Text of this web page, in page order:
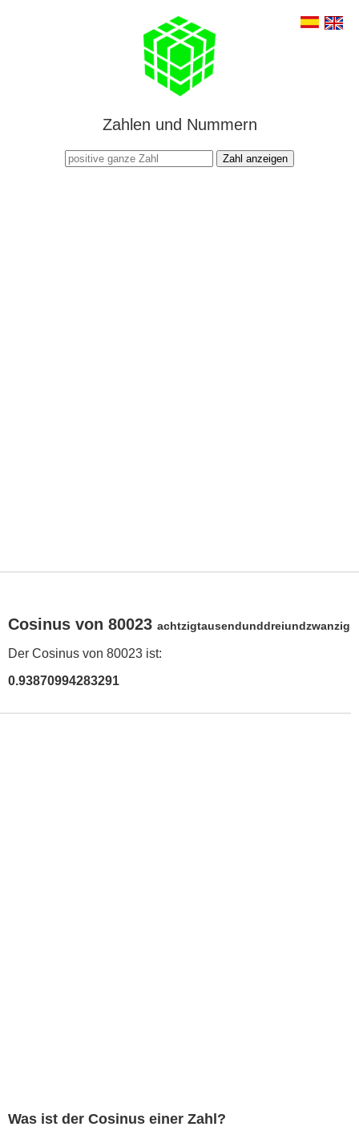
Zahlen und Nummern
Zahl anzeigen
Cosinus von 80023 achtzigtausendunddreiundzwanzig
Der Cosinus von 80023 ist:
0.93870994283291
Was ist der Cosinus einer Zahl?